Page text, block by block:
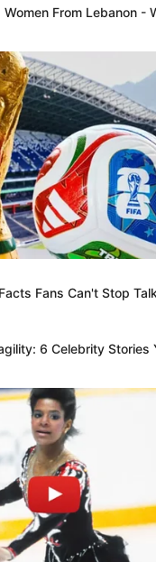
From Lebanon -
Fans Can't Stop
6 Celebrity Stories